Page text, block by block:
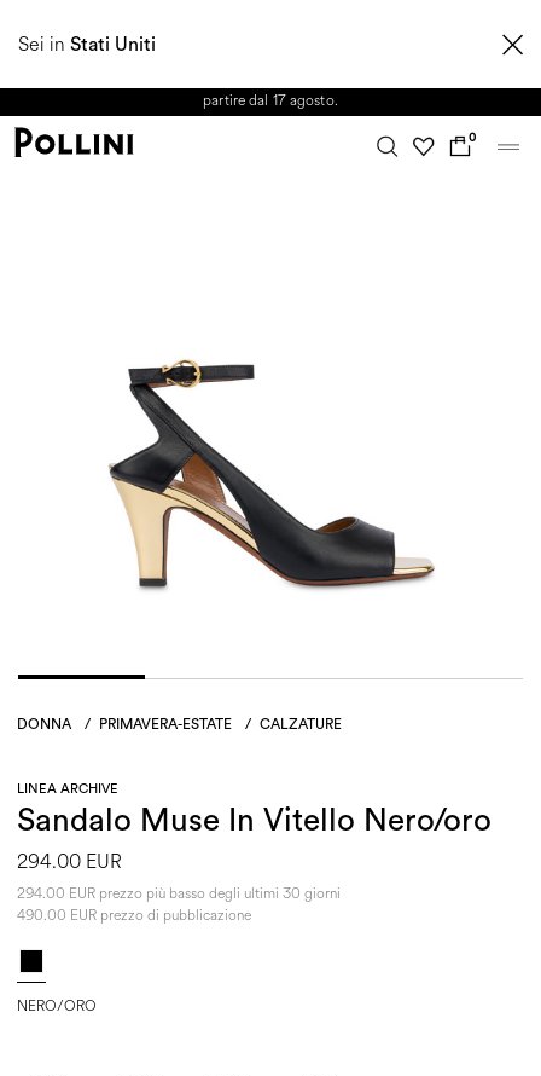
Sei in Stati Uniti
AUTUNNO/INVERNO 2026. Dall'8 al 16 agosto il Servizio Clienti non sarà
partire dal 17 agosto.
0
DONNA / PRIMAVERA-ESTATE / CALZATURE
LINEA ARCHIVE
Sandalo Muse In Vitello Nero/oro
294.00 EUR
294.00 EUR prezzo più basso degli ultimi 30 giorni
490.00 EUR prezzo di pubblicazione
NERO/ORO